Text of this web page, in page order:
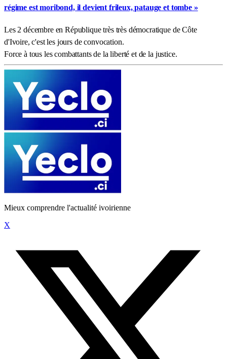
régime est moribond, il devient frileux, patauge et tombe »
Les 2 décembre en République très très démocratique de Côte
d'Ivoire, c'est les jours de convocation.
Force à tous les combattants de la liberté et de la justice.
Mieux comprendre l'actualité ivoirienne
X